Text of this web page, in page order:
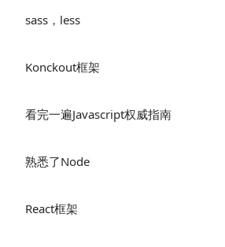
sass，less
Konckout框架
看完一遍Javascript权威指南
熟悉了Node
React框架